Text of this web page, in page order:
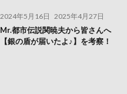
2024年5月16日 2025年4月27日
Mr.都市伝説関暁夫から皆さんへ
【銀の盾が届いたよ♪】を考察！